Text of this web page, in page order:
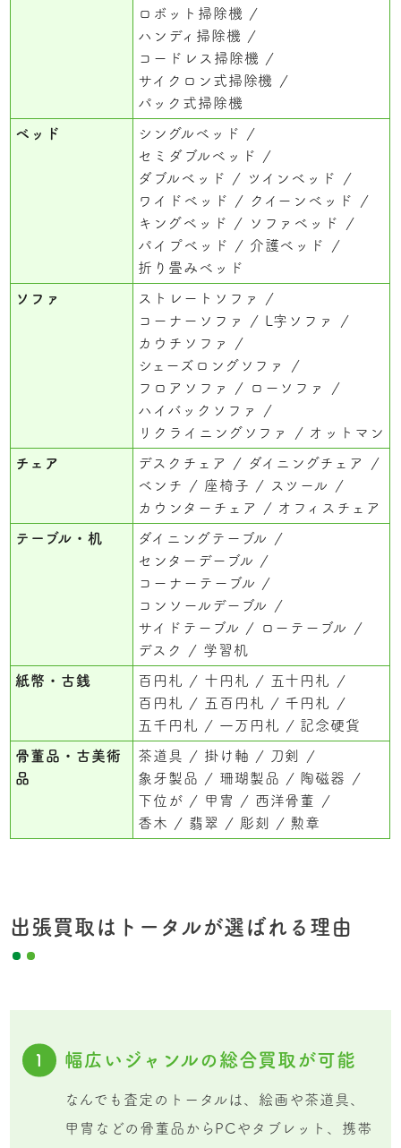
ロボット掃除機
ハンディ掃除機
コードレス掃除機
サイクロン式掃除機
パック式掃除機
ベッド
シングルベッド
セミダブルベッド
ダブルベッド
ツインベッド
ワイドベッド
クイーンベッド
キングベッド
ソファベッド
パイプベッド
介護ベッド
折り畳みベッド
ソファ
ストレートソファ
コーナーソファ
L字ソファ
カウチソファ
シェーズロングソファ
フロアソファ
ローソファ
ハイバックソファ
リクライニングソファ
オットマン
チェア デスクチェア
ダイニングチェア
ベンチ
座椅子
スツール
カウンターチェア
オフィスチェア
テーブル・机
ダイニングテーブル
センターデーブル
コーナーテーブル
コンソールデーブル
サイドテーブル
ローテーブル
デスク
学習机
紙幣・古銭 百円札 十円札
五十円札
百円札
五百円札
千円札
五千円札
一万円札 記念硬貨
骨董品・古美術
品
茶道具 掛け軸
刀剣
象牙製品
珊瑚製品
陶磁器
下位が
甲冑
西洋骨董
香木
翡翠 彫刻 勲章
出張買取はトータルが選ばれる理由
1 幅広いジャンルの総合買取が可能
なんでも査定のトータルは、絵画や茶道具、
甲冑などの骨董品からPCやタブレット、携帯